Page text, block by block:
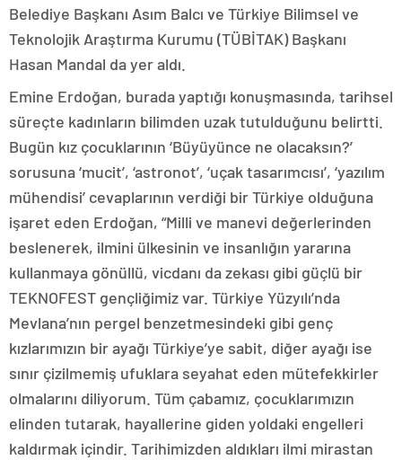
Belediye Başkanı Asım Balcı ve Türkiye Bilimsel ve
Teknolojik Araştırma Kurumu (TÜBİTAK) Başkanı
Hasan Mandal da yer aldı.
Emine Erdoğan, burada yaptığı konuşmasında, tarihsel
süreçte kadınların bilimden uzak tutulduğunu belirtti.
Bugün kız çocuklarının ‘Büyüyünce ne olacaksın?’
sorusuna ‘mucit’, ‘astronot’, ‘uçak tasarımcısı’, ‘yazılım
mühendisi’ cevaplarının verdiği bir Türkiye olduğuna
işaret eden Erdoğan, “Milli ve manevi değerlerinden
beslenerek, ilmini ülkesinin ve insanlığın yararına
kullanmaya gönüllü, vicdanı da zekası gibi güçlü bir
TEKNOFEST gençliğimiz var. Türkiye Yüzyılı’nda
Mevlana’nın pergel benzetmesindeki gibi genç
kızlarımızın bir ayağı Türkiye’ye sabit, diğer ayağı ise
sınır çizilmemiş ufuklara seyahat eden mütefekkirler
olmalarını diliyorum. Tüm çabamız, çocuklarımızın
elinden tutarak, hayallerine giden yoldaki engelleri
kaldırmak içindir. Tarihimizden aldıkları ilmi mirastan